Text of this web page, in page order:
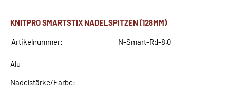
KNITPRO SMARTSTIX NADELSPITZEN (128MM)
Artikelnummer: N-Smart-Rd-8,0
Alu
Nadelstärke/Farbe: